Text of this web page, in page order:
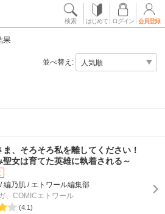
検索 はじめて ログイン 会員登録
果
並べ替え:
ま、そろそろ私を離してください！
聖女は育てた英雄に執着される～
編乃肌 / エトワール編集部
、COMICエトワール
(4.1)